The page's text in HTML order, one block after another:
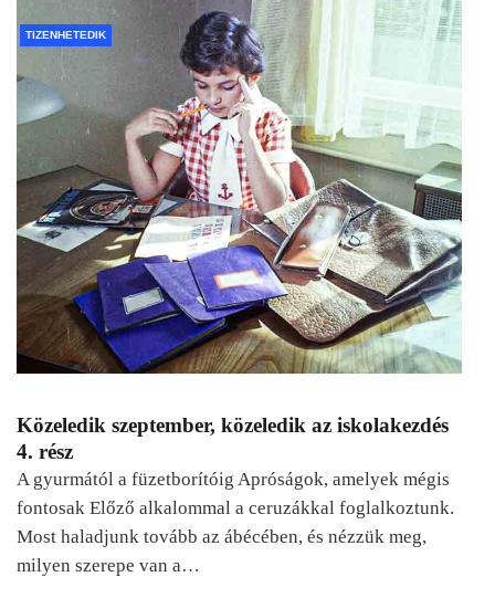
TIZENHETEDIK
Közeledik szeptember, közeledik az iskolakezdés
4. rész
A gyurmától a füzetborítóig Apróságok, amelyek mégis
fontosak Előző alkalommal a ceruzákkal foglalkoztunk.
Most haladjunk tovább az ábécében, és nézzük meg,
milyen szerepe van a…